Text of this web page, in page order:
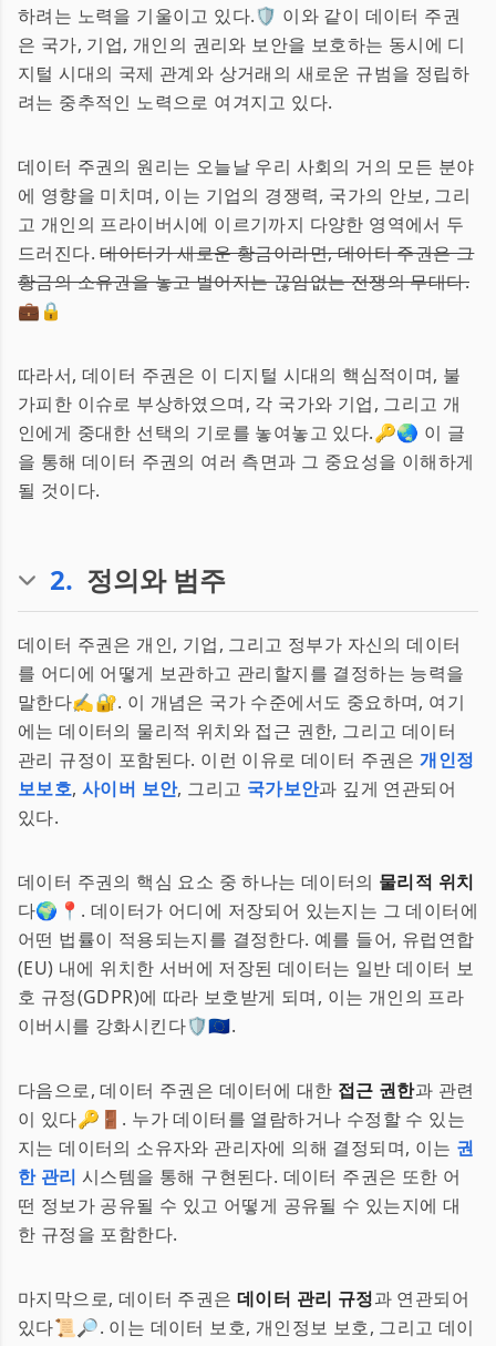
하려는 노력을 기울이고 있다.🛡️ 이와 같이 데이터 주권
은 국가, 기업, 개인의 권리와 보안을 보호하는 동시에 디
지털 시대의 국제 관계와 상거래의 새로운 규범을 정립하
려는 중추적인 노력으로 여겨지고 있다.
데이터 주권의 원리는 오늘날 우리 사회의 거의 모든 분야
에 영향을 미치며, 이는 기업의 경쟁력, 국가의 안보, 그리
고 개인의 프라이버시에 이르기까지 다양한 영역에서 두
드러진다.데이터가 새로운 황금이라면, 데이터 주권은 그
황금의 소유권을 놓고 벌어지는 끊임없는 전쟁의 무대다.
💼🔒
따라서, 데이터 주권은 이 디지털 시대의 핵심적이며, 불
가피한 이슈로 부상하였으며, 각 국가와 기업, 그리고 개
인에게 중대한 선택의 기로를 놓여놓고 있다.🔑🌏 이 글
을 통해 데이터 주권의 여러 측면과 그 중요성을 이해하게
될 것이다.
2. 정의와 범주
데이터 주권은 개인, 기업, 그리고 정부가 자신의 데이터
를 어디에 어떻게 보관하고 관리할지를 결정하는 능력을
말한다✍️🔐. 이 개념은 국가 수준에서도 중요하며, 여기
에는 데이터의 물리적 위치와 접근 권한, 그리고 데이터
관리 규정이 포함된다. 이런 이유로 데이터 주권은개인정
보보호,사이버 보안, 그리고 국가보안과 깊게 연관되어
있다.
데이터 주권의 핵심 요소 중 하나는 데이터의 물리적 위치
다🌍📍. 데이터가 어디에 저장되어 있는지는 그 데이터에
어떤 법률이 적용되는지를 결정한다. 예를 들어, 유럽연합
(EU) 내에 위치한 서버에 저장된 데이터는 일반 데이터 보
호 규정(GDPR)에 따라 보호받게 되며, 이는 개인의 프라
이버시를 강화시킨다🛡️🇪🇺.
다음으로, 데이터 주권은 데이터에 대한 접근 권한과 관련
이 있다🔑🚪. 누가 데이터를 열람하거나 수정할 수 있는
지는 데이터의 소유자와 관리자에 의해 결정되며, 이는 권
한 관리 시스템을 통해 구현된다. 데이터 주권은 또한 어
떤 정보가 공유될 수 있고 어떻게 공유될 수 있는지에 대
한 규정을 포함한다.
마지막으로, 데이터 주권은 데이터 관리 규정과 연관되어
있다📜🔎. 이는 데이터 보호, 개인정보 보호, 그리고 데이